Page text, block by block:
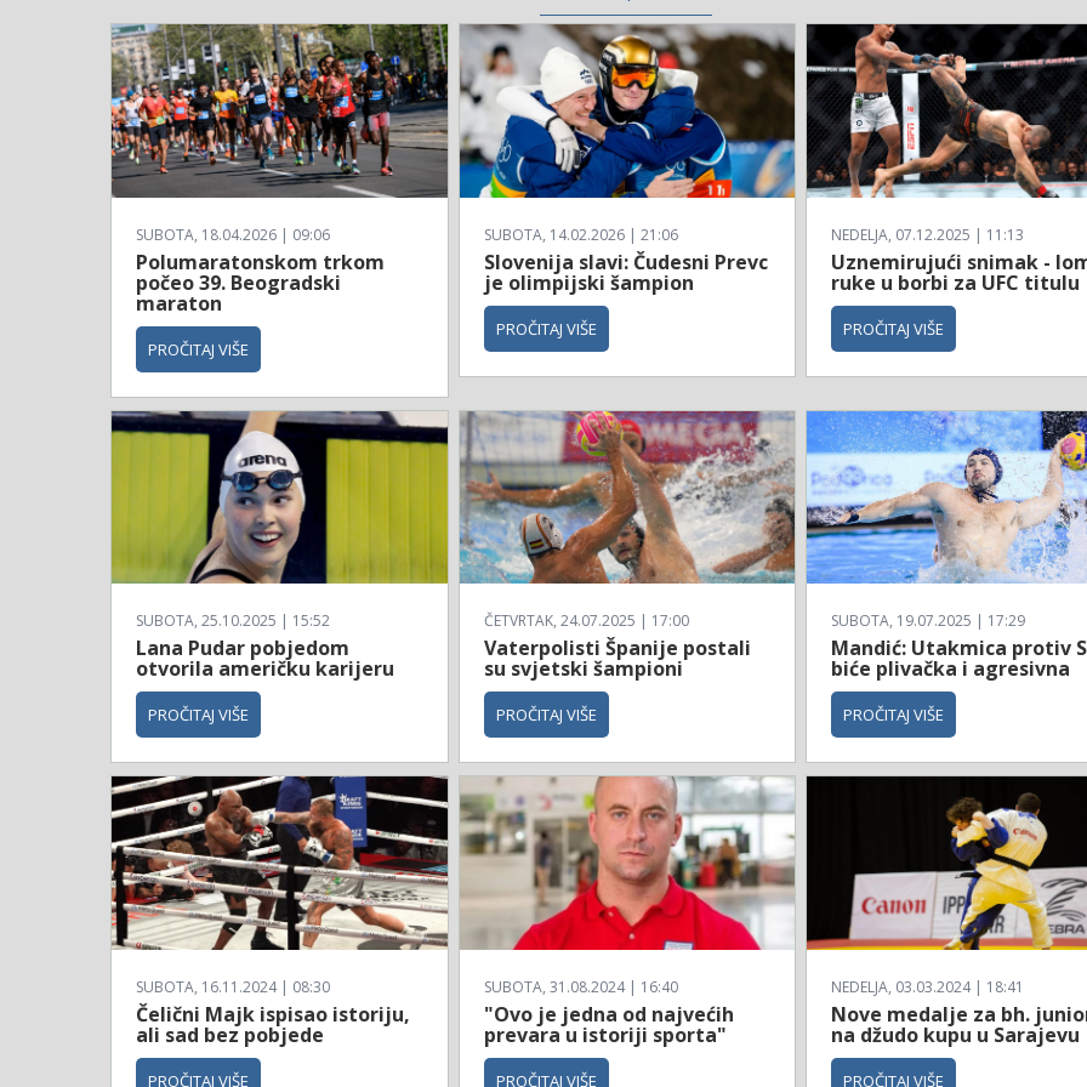
SUBOTA, 18.04.2026 | 09:06
Polumaratonskom trkom
počeo 39. Beogradski
maraton
PROČITAJ VIŠE
SUBOTA, 14.02.2026 | 21:06
Slovenija slavi: Čudesni Prevc
je olimpijski šampion
PROČITAJ VIŠE
NEDELJA, 07.12.2025 | 11:13
Uznemirujući snimak -
ruke u borbi za UFC titulu
PROČITAJ VIŠE
SUBOTA, 25.10.2025 | 15:52
Lana Pudar pobjedom
otvorila američku karijeru
PROČITAJ VIŠE
ČETVRTAK, 24.07.2025 | 17:00
Vaterpolisti Španije postali
su svjetski šampioni
PROČITAJ VIŠE
SUBOTA, 19.07.2025 | 17:29
Mandić: Utakmica protiv
biće plivačka i agresivna
PROČITAJ VIŠE
SUBOTA, 16.11.2024 | 08:30
Čelični Majk ispisao istoriju,
ali sad bez pobjede
PROČITAJ VIŠE
SUBOTA, 31.08.2024 | 16:40
"Ovo je jedna od najvećih
prevara u istoriji sporta"
PROČITAJ VIŠE
NEDELJA, 03.03.2024 | 18:41
Nove medalje za bh.
na džudo kupu u Sarajevu
PROČITAJ VIŠE